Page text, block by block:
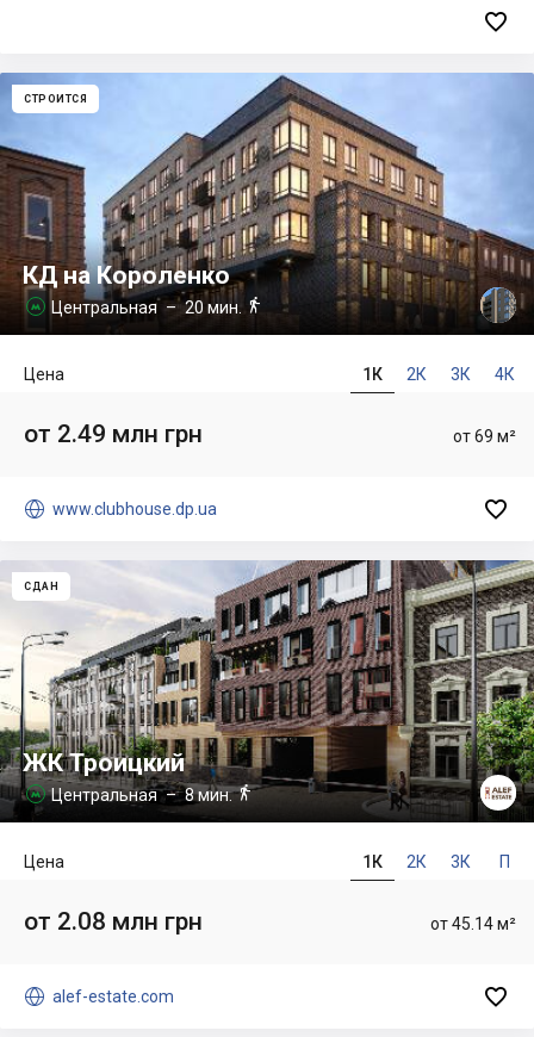

СТРОИТСЯ
КД на Короленко
 Центральная – 20 мин. 
1К 2К 3К 4К
Цена
от 69 м²
от 2.49 млн грн
 www.clubhouse.dp.ua 
СДАН
ЖК Троицкий
 Центральная– 8 мин.
1К 2К 3К П
Цена
от 45.14 м²
от 2.08 млн грн
 alef-estate.com 